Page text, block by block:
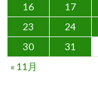
16
17
23
24
30
31
« 11月